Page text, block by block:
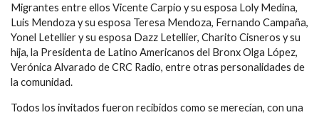
Migrantes entre ellos Vicente Carpio y su esposa Loly Medina,
Luis Mendoza y su esposa Teresa Mendoza, Fernando Campaña,
Yonel Letellier y su esposa Dazz Letellier, Charito Cisneros y su
hija, la Presidenta de Latino Americanos del Bronx Olga López,
Verónica Alvarado de CRC Radio, entre otras personalidades de
la comunidad.
Todos los invitados fueron recibidos como se merecían, con una